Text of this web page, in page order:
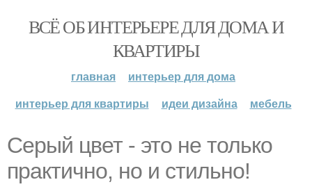
ВСЁ ОБ ИНТЕРЬЕРЕ ДЛЯ ДОМА И
КВАРТИРЫ
главная
интерьер для дома
интерьер для квартиры
идеи дизайна мебель
Серый цвет - это не только
практично, но и стильно!